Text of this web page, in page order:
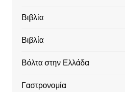
Βιβλία
Βιβλία
Βόλτα στην Ελλάδα
Γαστρονομία